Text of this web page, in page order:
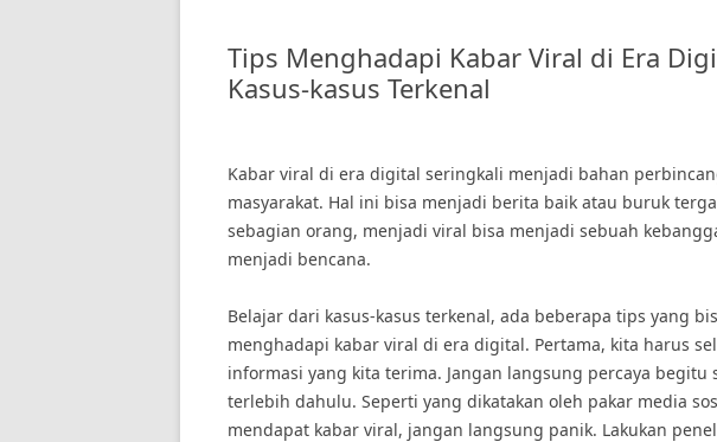
Tips Menghadapi Kabar Viral di Era
Kasus-kasus Terkenal
Kabar viral di era digital seringkali menjadi bahan
masyarakat. Hal ini bisa menjadi berita baik atau buruk
sebagian orang, menjadi viral bisa menjadi sebuah
menjadi bencana.
Belajar dari kasus-kasus terkenal, ada beberapa tips yang
menghadapi kabar viral di era digital. Pertama, kita harus
informasi yang kita terima. Jangan langsung percaya begitu
terlebih dahulu. Seperti yang dikatakan oleh pakar media
mendapat kabar viral, jangan langsung panik. Lakukan